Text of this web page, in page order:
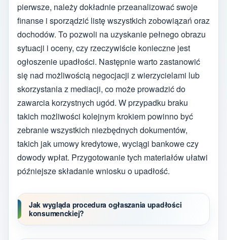
pierwsze, należy dokładnie przeanalizować swoje
finanse i sporządzić listę wszystkich zobowiązań oraz
dochodów. To pozwoli na uzyskanie pełnego obrazu
sytuacji i oceny, czy rzeczywiście konieczne jest
ogłoszenie upadłości. Następnie warto zastanowić
się nad możliwością negocjacji z wierzycielami lub
skorzystania z mediacji, co może prowadzić do
zawarcia korzystnych ugód. W przypadku braku
takich możliwości kolejnym krokiem powinno być
zebranie wszystkich niezbędnych dokumentów,
takich jak umowy kredytowe, wyciągi bankowe czy
dowody wpłat. Przygotowanie tych materiałów ułatwi
późniejsze składanie wniosku o upadłość.
Jak wygląda procedura ogłaszania upadłości
konsumenckiej?